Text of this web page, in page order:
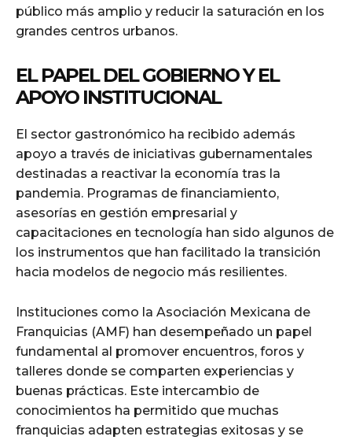
público más amplio y reducir la saturación en los
grandes centros urbanos.
EL PAPEL DEL GOBIERNO Y EL
APOYO INSTITUCIONAL
El sector gastronómico ha recibido además
apoyo a través de iniciativas gubernamentales
destinadas a reactivar la economía tras la
pandemia. Programas de financiamiento,
asesorías en gestión empresarial y
capacitaciones en tecnología han sido algunos de
los instrumentos que han facilitado la transición
hacia modelos de negocio más resilientes.
Instituciones como la Asociación Mexicana de
Franquicias (AMF) han desempeñado un papel
fundamental al promover encuentros, foros y
talleres donde se comparten experiencias y
buenas prácticas. Este intercambio de
conocimientos ha permitido que muchas
franquicias adapten estrategias exitosas y se